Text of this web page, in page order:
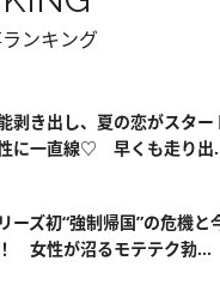
ンキング
剥き出し、夏の恋がスタ
に一直線♡ 早くも走り出
ーズ初“強制帰国”の危機と
女性が沼るモテテク勃...